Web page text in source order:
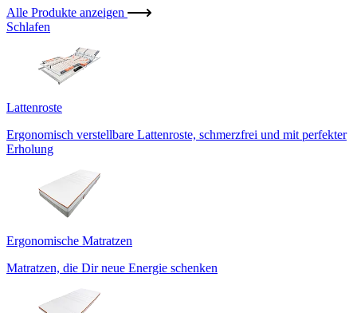
Alle Produkte anzeigen
Schlafen
Lattenroste
Ergonomisch verstellbare Lattenroste, schmerzfrei und mit perfekter
Erholung
Ergonomische Matratzen
Matratzen, die Dir neue Energie schenken